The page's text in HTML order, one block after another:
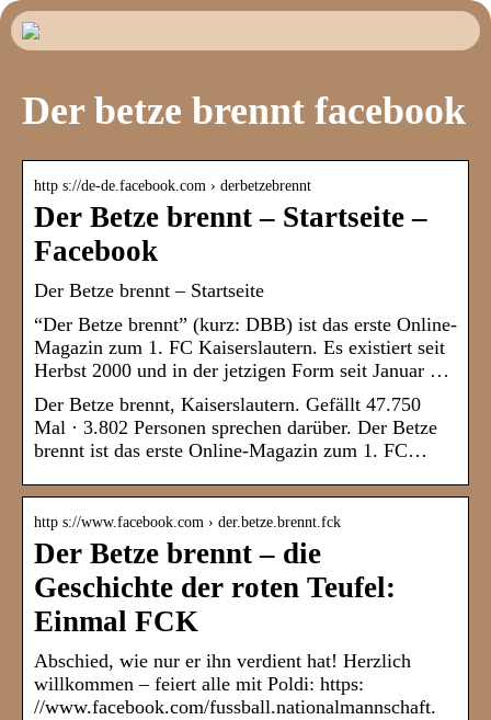
Der betze brennt facebook
http s://de-de.facebook.com › derbetzebrennt
Der Betze brennt – Startseite –
Facebook
Der Betze brennt – Startseite
“Der Betze brennt” (kurz: DBB) ist das erste Online-
Magazin zum 1. FC Kaiserslautern. Es existiert seit
Herbst 2000 und in der jetzigen Form seit Januar …
Der Betze brennt, Kaiserslautern. Gefällt 47.750
Mal · 3.802 Personen sprechen darüber. Der Betze
brennt ist das erste Online-Magazin zum 1. FC…
http s://www.facebook.com › der.betze.brennt.fck
Der Betze brennt – die
Geschichte der roten Teufel:
Einmal FCK
Abschied, wie nur er ihn verdient hat! Herzlich
willkommen – feiert alle mit Poldi: https:
//www.facebook.com/fussball.nationalmannschaft.